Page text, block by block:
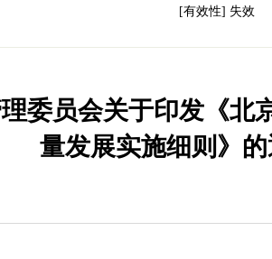
[有效性] 失效
委员会关于印发《
量发展实施细则》